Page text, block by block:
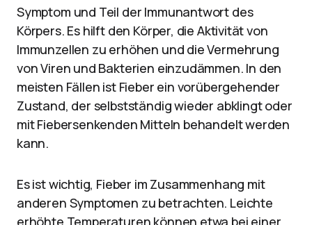
Symptom und Teil der Immunantwort des
Körpers. Es hilft den Körper, die Aktivität von
Immunzellen zu erhöhen und die Vermehrung
von Viren und Bakterien einzudämmen. In den
meisten Fällen ist Fieber ein vorübergehender
Zustand, der selbstständig wieder abklingt oder
mit Fiebersenkenden Mitteln behandelt werden
kann.
Es ist wichtig, Fieber im Zusammenhang mit
anderen Symptomen zu betrachten. Leichte
erhöhte Temperaturen können etwa bei einer